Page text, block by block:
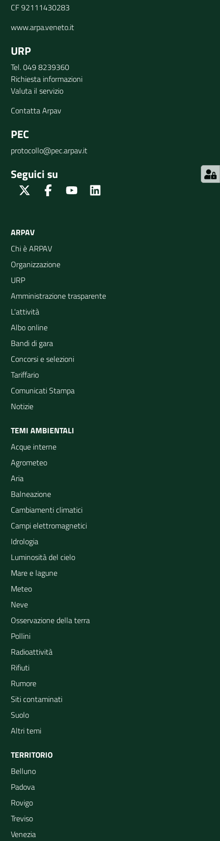
CF 92111430283
www.arpa.veneto.it
URP
Tel. 049 8239360
Richiesta informazioni
Valuta il servizio
Contatta Arpav
PEC
protocollo@pec.arpav.it
Seguici su
Twitter FacebookYoutube
ARPAV
Chi è ARPAV
Organizzazione
URP
Amministrazione trasparente
L'attività
Albo online
Bandi di gara
Concorsi e selezioni
Tariffario
Comunicati Stampa
Notizie
TEMI AMBIENTALI
Acque interne
Agrometeo
Aria
Balneazione
Cambiamenti climatici
Campi elettromagnetici
Idrologia
Luminosità del cielo
Mare e lagune
Meteo
Neve
Osservazione della terra
Pollini
Radioattività
Rifiuti
Rumore
Siti contaminati
Suolo
Altri temi
TERRITORIO
Belluno
Padova
Rovigo
Treviso
Venezia